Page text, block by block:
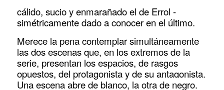
cálido, sucio y enmarañado el de Errol -
simétricamente dado a conocer en el último.
Merece la pena contemplar simultáneamente
las dos escenas que, en los extremos de la
serie, presentan los espacios, de rasgos
opuestos, del protagonista y de su antagonista.
Una escena abre de blanco, la otra de negro.